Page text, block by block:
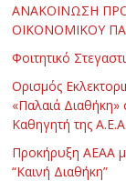
ΑΝΑΚΟΙΝΩΣΗ
ΟΙΚΟΝΟΜΙΚΟΥ
Φοιτητικό
Ορισμός
«Παλαιά Διαθήκη»
Καθηγητή της
Προκήρυξη ΑΕΑΑ
“Καινή Διαθήκη”